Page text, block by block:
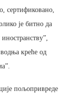
сертификовано,
је битно да
креће од
пољопривреде